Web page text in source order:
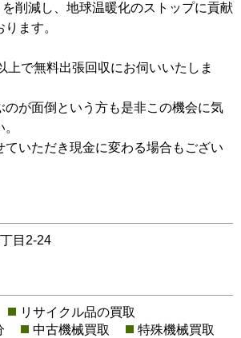
削減し、地球温暖化のストップに貢献
ます。
上で無料出張回収にお伺いいたしま
のが面倒という方も是非この機会に気
ていただき現金に変わる場合もござい
目2-24
リサイクル品の買取
中古機械買取 特殊機械買取